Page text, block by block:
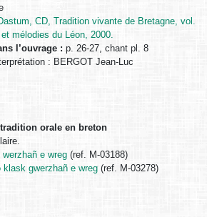
CD, Tradition vivante de Bretagne, vol.
mélodies du Léon, 2000.
l’ouvrage : p. 26-27, chant pl. 8
: BERGOT Jean-Luc
orale en breton
e wreg (ref. M-03188)
klask gwerzhañ e wreg (ref. M-03278)